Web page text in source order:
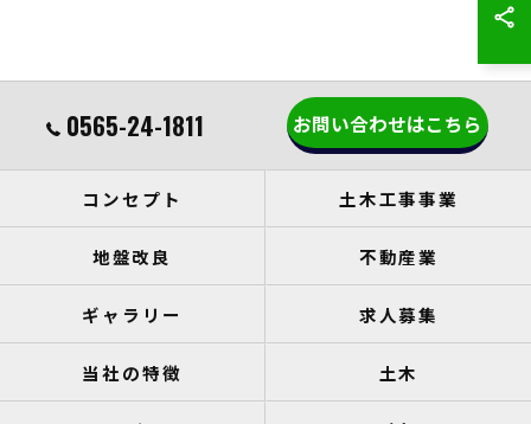
0565-24-1811 お問い合わせはこちら
コンセプト 土木工事事業
地盤改良 不動産業
ギャラリー 求人募集
当社の特徴 土木